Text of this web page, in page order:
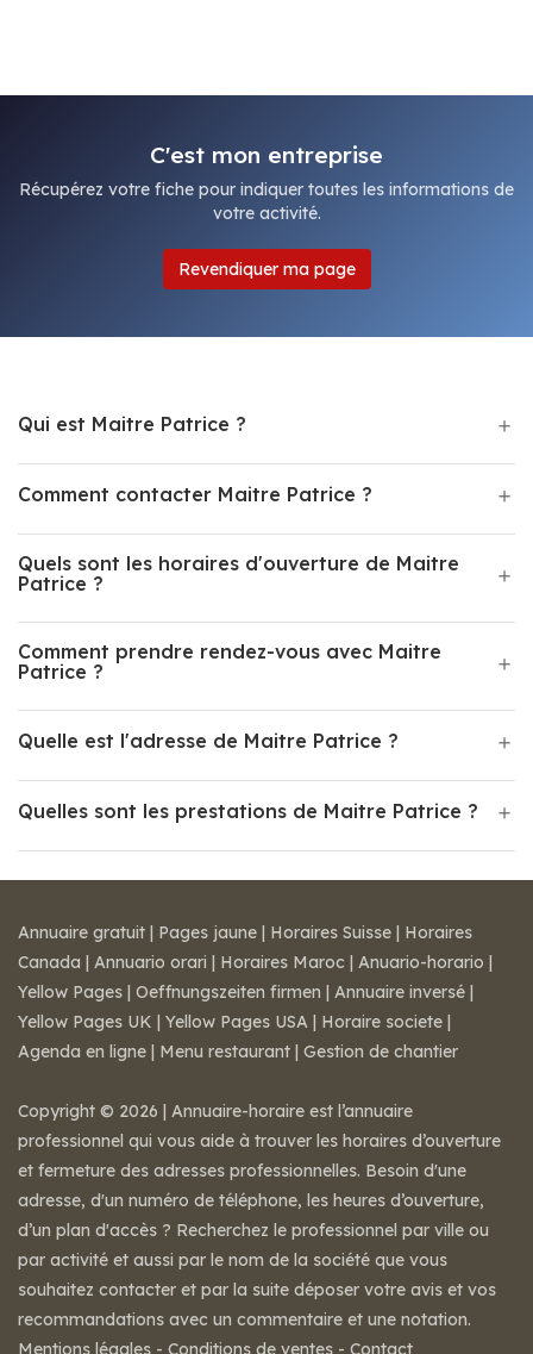
C'est mon entreprise
Récupérez votre fiche pour indiquer toutes les informations de
votre activité.
Revendiquer ma page
Qui est Maitre Patrice ?
Comment contacter Maitre Patrice ?
Quels sont les horaires d'ouverture de Maitre
Patrice ?
Comment prendre rendez-vous avec Maitre
Patrice ?
Quelle est l'adresse de Maitre Patrice ?
Quelles sont les prestations de Maitre Patrice ?
Annuaire gratuit | Pages jaune | Horaires Suisse | Horaires
Canada | Annuario orari | Horaires Maroc | Anuario-horario |
Yellow Pages | Oeffnungszeiten firmen | Annuaire inversé |
Yellow Pages UK | Yellow Pages USA | Horaire societe |
Agenda en ligne | Menu restaurant | Gestion de chantier
Copyright © 2026 | Annuaire-horaire est l’annuaire
professionnel qui vous aide à trouver les horaires d’ouverture
et fermeture des adresses professionnelles. Besoin d'une
adresse, d'un numéro de téléphone, les heures d’ouverture,
d’un plan d'accès ? Recherchez le professionnel par ville ou
par activité et aussi par le nom de la société que vous
souhaitez contacter et par la suite déposer votre avis et vos
recommandations avec un commentaire et une notation.
Mentions légales - Conditions de ventes - Contact